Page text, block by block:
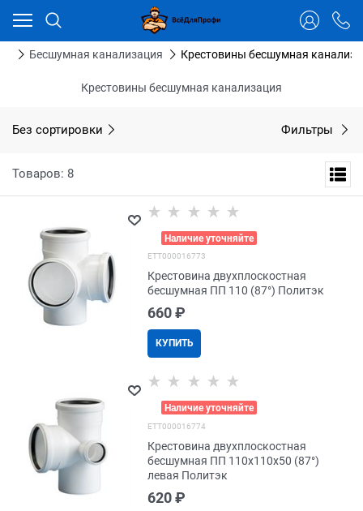
Бесшумная канализация Крестовины бесшумная
Крестовины бесшумная канализация
Без сортировки Фильтры
Товаров: 8
Наличие уточняйте
EТТ000016773
Крестовина двухплоскостная
бесшумная ПП 110 (87°) Политэк
660 ₽
КУПИТЬ
Наличие уточняйте
EТТ000016774
Крестовина двухплоскостная
бесшумная ПП 110x110x50 (87°)
левая Политэк
620 ₽
Ваш город - Тюмень,
угадали?
ДА НЕТ